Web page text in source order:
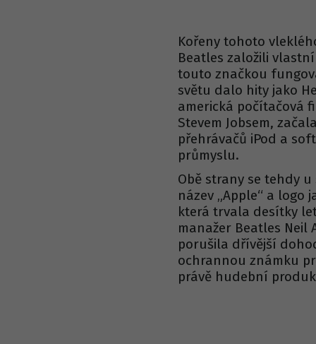
Kořeny tohoto
Beatles založili
touto značkou
světu dalo hity jako
americká počítačová
Stevem Jobsem,
přehrávačů iPod a
průmyslu.
Obě strany se tehdy
název „Apple“ a
která trvala desítky
manažer Beatles Neil
porušila dřívější
ochrannou známku
právě hudební